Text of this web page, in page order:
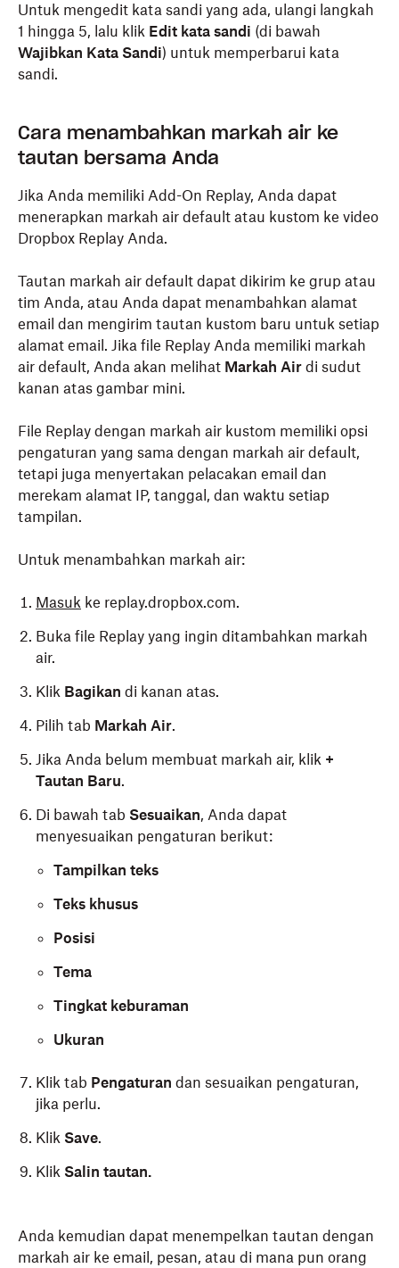
Untuk mengedit kata sandi yang ada, ulangi langkah
1 hingga 5, lalu klik Edit kata sandi (di bawah
Wajibkan Kata Sandi) untuk memperbarui kata
sandi.
Cara menambahkan markah air ke
tautan bersama Anda
Jika Anda memiliki Add-On Replay, Anda dapat
menerapkan markah air default atau kustom ke video
Dropbox Replay Anda.
Tautan markah air default dapat dikirim ke grup atau
tim Anda, atau Anda dapat menambahkan alamat
email dan mengirim tautan kustom baru untuk setiap
alamat email. Jika file Replay Anda memiliki markah
air default, Anda akan melihat Markah Air di sudut
kanan atas gambar mini.
File Replay dengan markah air kustom memiliki opsi
pengaturan yang sama dengan markah air default,
tetapi juga menyertakan pelacakan email dan
merekam alamat IP, tanggal, dan waktu setiap
tampilan.
Untuk menambahkan markah air:
Masuk ke replay.dropbox.com.
Buka file Replay yang ingin ditambahkan markah
air.
Klik Bagikan di kanan atas.
Pilih tab Markah Air.
Jika Anda belum membuat markah air, klik +
Tautan Baru.
Di bawah tab Sesuaikan, Anda dapat
menyesuaikan pengaturan berikut:
Tampilkan teks
Teks khusus
Posisi
Tema
Tingkat keburaman
Ukuran
Klik tab Pengaturan dan sesuaikan pengaturan,
jika perlu.
Klik Save.
Klik Salin tautan.
Anda kemudian dapat menempelkan tautan dengan
markah air ke email, pesan, atau di mana pun orang